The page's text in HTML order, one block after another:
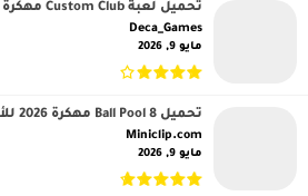
تحميل لعبة Custom Club مهكرة 2026 أندرويد [ أخر إصدار]
Deca_Games‏
مايو 9, 2026
تحميل 8 Ball Pool مهكرة 2026 للأندرويد (سهم طويل كوينز)
Miniclip.com‏
مايو 9, 2026